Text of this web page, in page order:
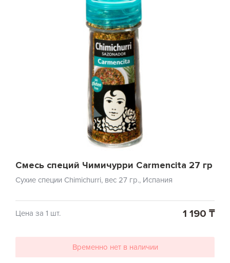
Смесь специй Чимичурри Carmencita 27 гр
Сухие специи Chimichurri, вес 27 гр., Испания
Цена за 1 шт. 1 190 ₸
Временно нет в наличии